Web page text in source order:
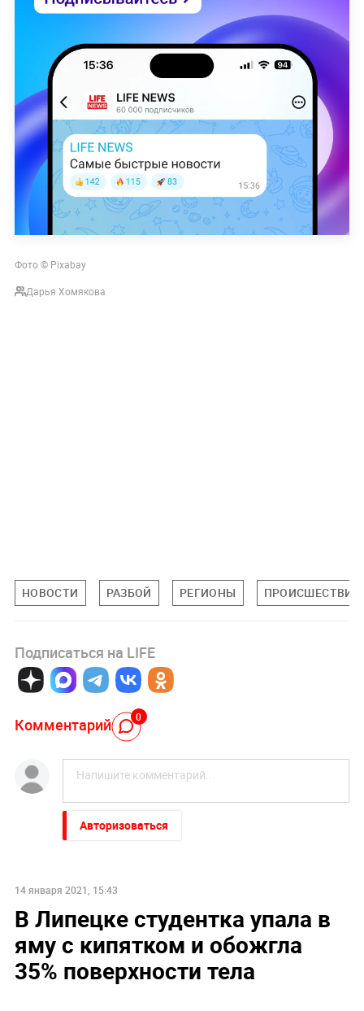
Фото © Pixabay
Дарья Хомякова
НОВОСТИ РАЗБОЙ РЕГИОНЫ ПРОИСШЕСТВИЯ
Подписаться на LIFE
Комментарий 0
Авторизоваться
14 января 2021, 15:43
В Липецке студентка упала в
яму с кипятком и обожгла
35% поверхности тела